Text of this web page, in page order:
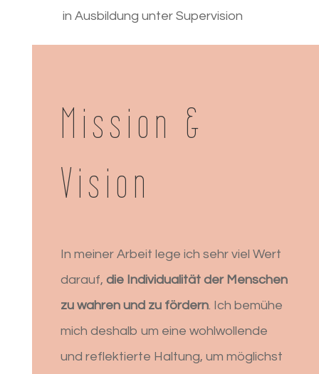
in Ausbildung unter Supervision
Mission &
Vision
In meiner Arbeit lege ich sehr viel Wert
darauf,die Individualität der Menschen
zu wahren und zu fördern. Ich bemühe
mich deshalb um eine wohlwollende
und reflektierte Haltung, um möglichst